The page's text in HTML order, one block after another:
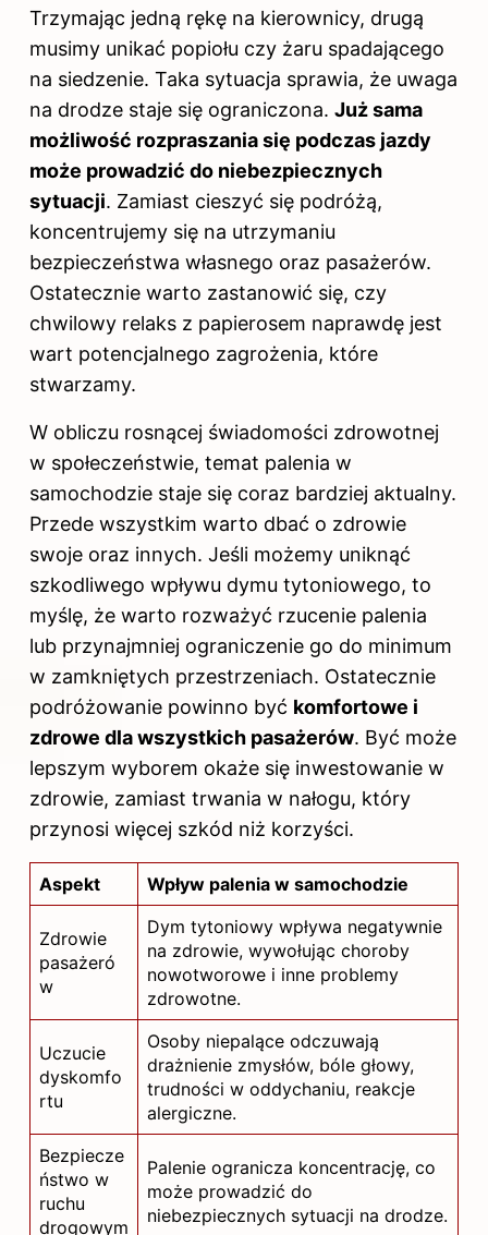
Trzymając jedną rękę na kierownicy, drugą
musimy unikać popiołu czy żaru spadającego
na siedzenie. Taka sytuacja sprawia, że uwaga
na drodze staje się ograniczona. Już sama
możliwość rozpraszania się podczas jazdy
może prowadzić do niebezpiecznych
sytuacji. Zamiast cieszyć się podróżą,
koncentrujemy się na utrzymaniu
bezpieczeństwa własnego oraz pasażerów.
Ostatecznie warto zastanowić się, czy
chwilowy relaks z papierosem naprawdę jest
wart potencjalnego zagrożenia, które
stwarzamy.
W obliczu rosnącej świadomości zdrowotnej
w społeczeństwie, temat palenia w
samochodzie staje się coraz bardziej aktualny.
Przede wszystkim warto dbać o zdrowie
swoje oraz innych. Jeśli możemy uniknąć
szkodliwego wpływu dymu tytoniowego, to
myślę, że warto rozważyć rzucenie palenia
lub przynajmniej ograniczenie go do minimum
w zamkniętych przestrzeniach. Ostatecznie
podróżowanie powinno być komfortowe i
zdrowe dla wszystkich pasażerów. Być może
lepszym wyborem okaże się inwestowanie w
zdrowie, zamiast trwania w nałogu, który
przynosi więcej szkód niż korzyści.
Aspekt Wpływ palenia w samochodzie
Zdrowie
pasażeró
w
Dym tytoniowy wpływa negatywnie
na zdrowie, wywołując choroby
nowotworowe i inne problemy
zdrowotne.
Uczucie
dyskomfo
rtu
Osoby niepalące odczuwają
drażnienie zmysłów, bóle głowy,
trudności w oddychaniu, reakcje
alergiczne.
Bezpiecze
ństwo w
ruchu
drogowym
Palenie ogranicza koncentrację, co
może prowadzić do
niebezpiecznych sytuacji na drodze.